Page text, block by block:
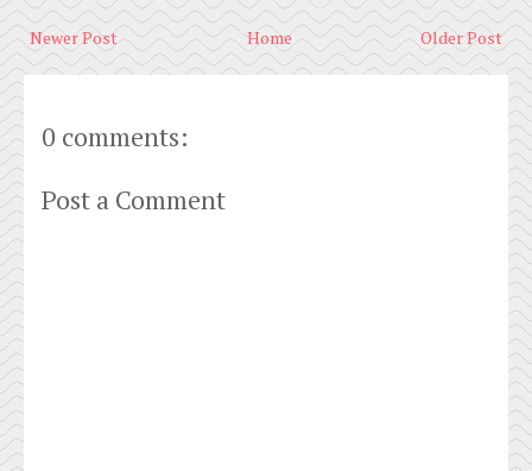
Newer Post Older Post
Home
0 comments:
Post a Comment